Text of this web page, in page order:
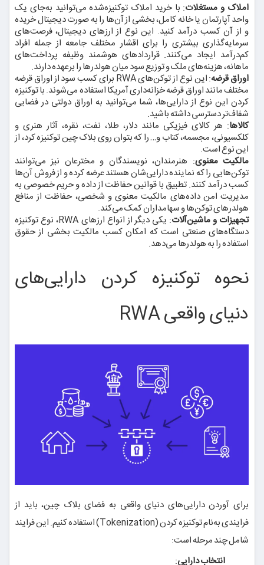
املاک و مستغلات: با خرید املاک توکنیزه‌شده می‌توانید به‌جای یک
واحد آپارتمان یا خانه کامل، بخشی از آن‌ها را به صورت دیجیتال خریده
و از آن کسب درآمد کنید. این نوع از ارزهای دیجیتال، فرصت‌های
سرمایه‌گذاری بیشتری را برای اقشار مختلف جامعه از جمله افراد
کم‌درآمد ایجاد می‌کنند. قراردادهای هوشمند وظیفه پرداخت‌های
ماهانه، هزینه‌های ملک و توزیع سود میان هولدرها را برعهده دارند.
اوراق قرضه
: این نوع از توکن‌های RWA برای کسب سود از اوراق قرضه
مختلف مانند اوراق قرضه خزانه‌داری آمریکا استفاده می‌شوند. با توکنیزه
کردن این نوع از دارایی‌ها، شما می‌توانید به اوراق دولتی در فضایی
شفاف‌تر دسترسی داشته باشید.
کالاها: هر کالای فیزیکی مانند دلار، طلا، نفت، نقره، آثار هنری و
کلکسیونی، مجسمه، کتاب و… را که بتوان روی بلاک چین توکنیزه کرد، از
این نوع است.
مالکیت معنوی: هنرمندان، نویسندگان و مخترعان نیز می‌توانند
توکن‌هایی را که نماینده دارایی‌شان هستند عرضه کرده و از فروش آن‌ها
کسب درآمد کنند. تطبیق با قوانین حفاظت از داده و حریم خصوصی به
مدیریت امن داده‌های مالکیت معنوی و شخصی، حفاظت از منافع
هولدرهای توکن‌ها و سهامداران کمک می‌کند.
تجهیزات و ماشین‌آلات
: یکی دیگر از انواع ارزهای RWA، نوع توکنیزه
دستگاه‌های صنعتی است که امکان کسب مالکیت بخشی از حقوق
استفاده را به هولدرها می‌دهد.
نحوه توکنیزه کردن دارایی‌های
دنیای واقعی RWA
برای آوردن دارایی‌های دنیای واقعی به فضای بلاک چین، باید از
فرایندی به‌نام توکنیزه کردن (Tokenization) استفاده کنیم. این فرایند
شامل چند مرحله است:
انتخاب دارایی: